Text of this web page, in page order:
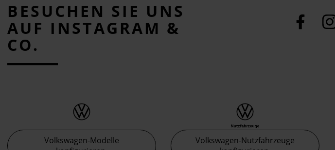
BESUCHEN SIE UNS
AUF INSTAGRAM &
CO.
Volkswagen-Modelle
Volkswagen-Nutzfahrzeuge